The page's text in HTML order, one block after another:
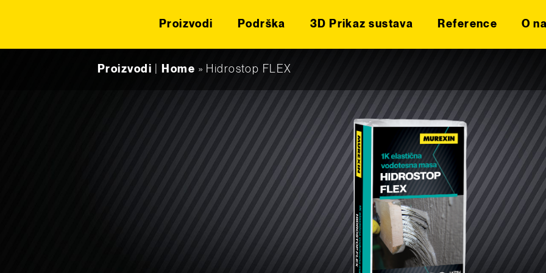
Proizvodi Podrška 3D Prikaz sustava Reference O
Proizvodi Home » Hidrostop FLEX